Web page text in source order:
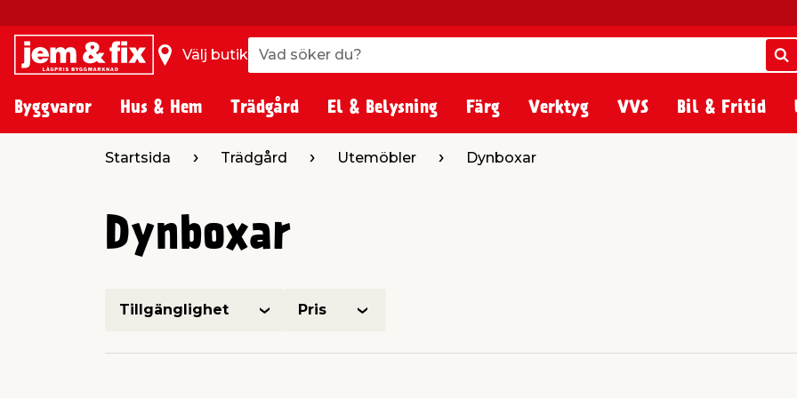
Välj butik Vad söker du?
Vad söker du?
Byggvaror Hus & Hem Trädgård El & Belysning Färg Verktyg VVS Bil & Fritid
Startsida Trädgård Utemöbler Dynboxar
Dynboxar
Tillgänglighet Pris